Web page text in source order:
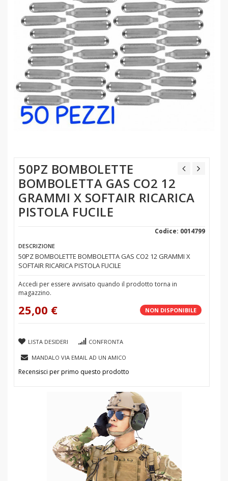
50PZ BOMBOLETTE
BOMBOLETTA GAS CO2 12
GRAMMI X SOFTAIR RICARICA
PISTOLA FUCILE
Codice: 0014799
DESCRIZIONE
50PZ BOMBOLETTE BOMBOLETTA GAS CO2 12 GRAMMI X
SOFTAIR RICARICA PISTOLA FUCILE
Accedi per essere avvisato quando il prodotto torna in
magazzino.
NON DISPONIBILE
25,00 €
LISTA DESIDERI CONFRONTA
MANDALO VIA EMAIL AD UN AMICO
Recensisci per primo questo prodotto